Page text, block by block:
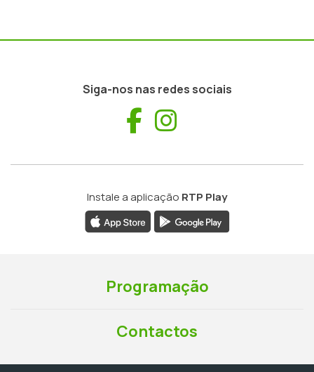
Siga-nos nas redes sociais
Facebook
Instale a aplicação RTP Play
Programação
Contactos